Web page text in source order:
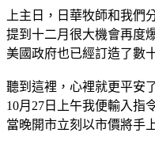
上主日，日華牧師和我們
提到十二月很大機會再度
美國政府也已經訂造了數
聽到這裡，心裡就更平安
10月27日上午我便輸入指
當晚開市立刻以市價將手